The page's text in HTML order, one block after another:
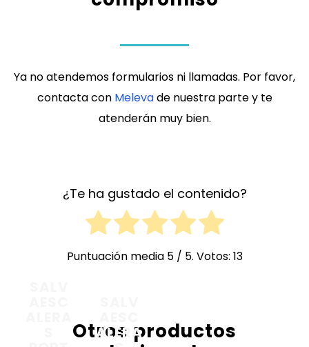
Ya no atendemos formularios ni llamadas. Por favor,
contacta con Melevade nuestra parte y te
atenderán muy bien.
¿Te ha gustado el contenido?
Puntuación media 5/ 5. Votos: 13
Otros productos
ALERA